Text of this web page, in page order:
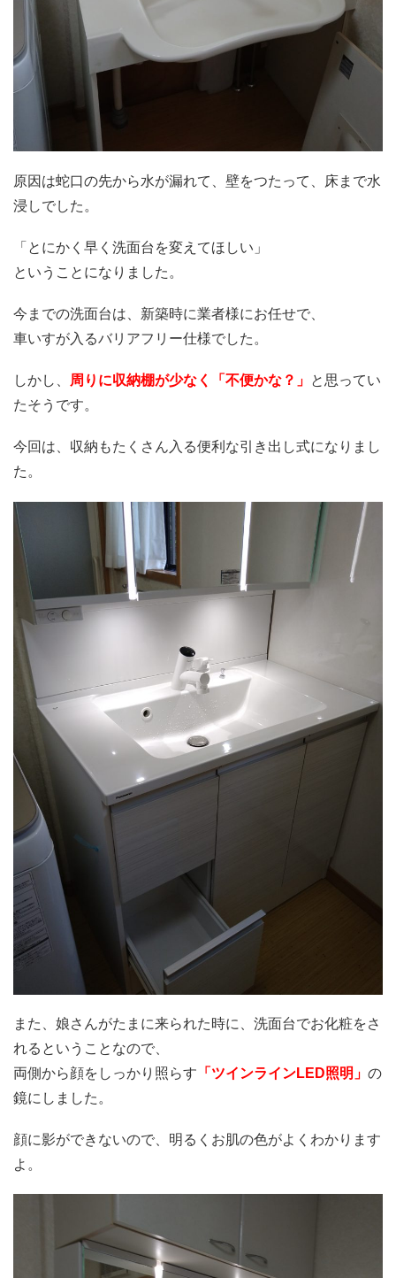
原因は蛇口の先から水が漏れて、壁をつたって、床まで水
浸しでした。
「とにかく早く洗面台を変えてほしい」
ということになりました。
今までの洗面台は、新築時に業者様にお任せで、
車いすが入るバリアフリー仕様でした。
しかし、 周りに収納棚が少なく「不便かな？」 と思ってい
たそうです。
今回は、収納もたくさん入る便利な引き出し式になりまし
た。
また、娘さんがたまに来られた時に、洗面台でお化粧をさ
れるということなので、
両側から顔をしっかり照らす 「ツインラインLED照明」 の
鏡にしました。
顔に影ができないので、明るくお肌の色がよくわかります
よ。